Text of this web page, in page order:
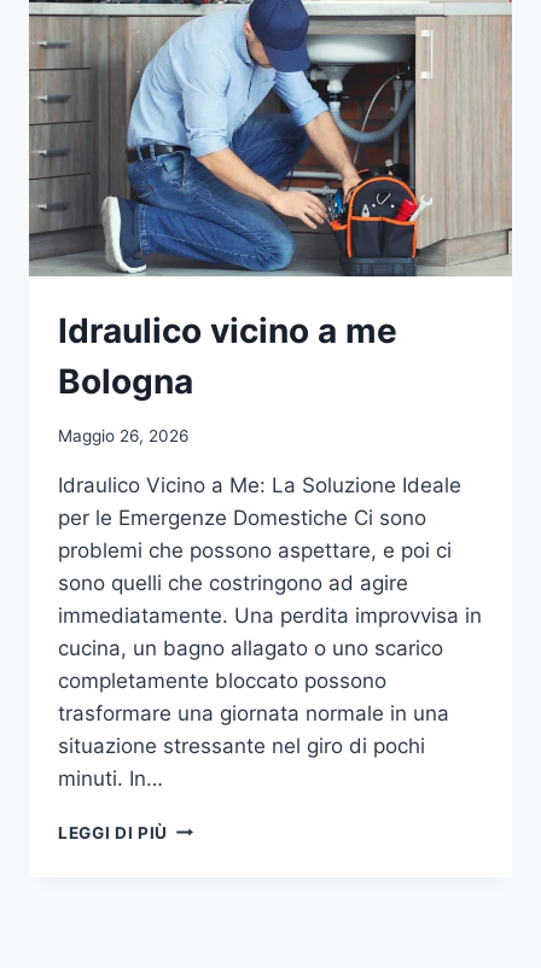
Idraulico vicino a me
Bologna
Maggio 26, 2026
Idraulico Vicino a Me: La Soluzione Ideale
per le Emergenze Domestiche Ci sono
problemi che possono aspettare, e poi ci
sono quelli che costringono ad agire
immediatamente. Una perdita improvvisa in
cucina, un bagno allagato o uno scarico
completamente bloccato possono
trasformare una giornata normale in una
situazione stressante nel giro di pochi
minuti. In…
LEGGI DI PIÙ IDRAULICO